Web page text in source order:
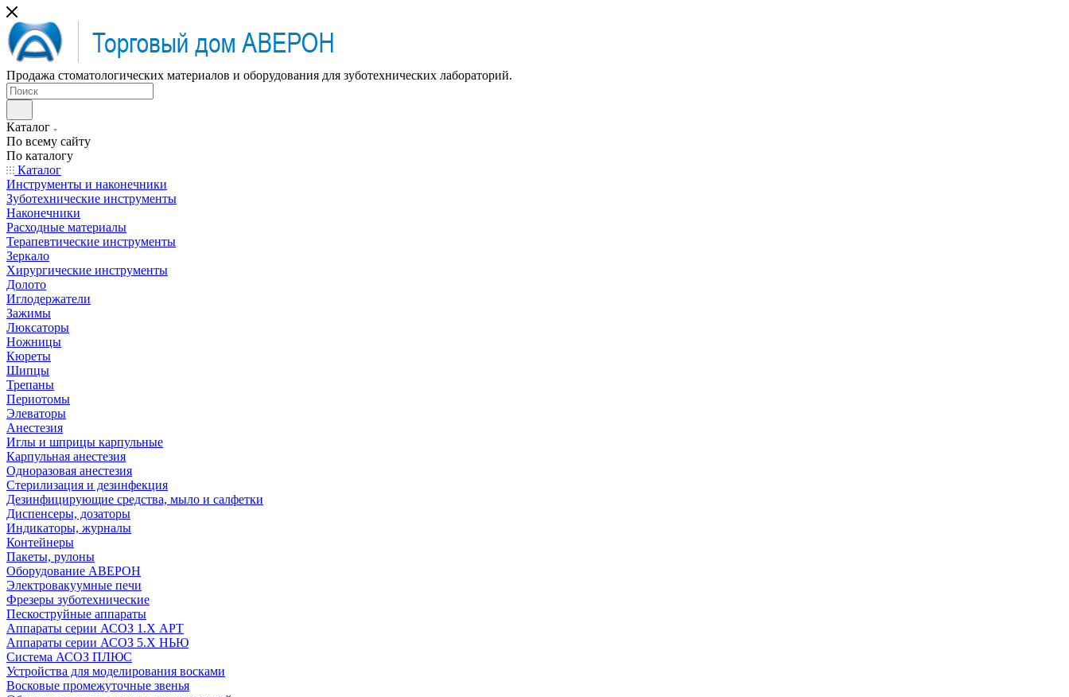
Продажа стоматологических материалов и оборудования для зуботехнических лабораторий.
Каталог
По всему сайту
По каталогу
Каталог
Инструменты и наконечники
Зуботехнические инструменты
Наконечники
Расходные материалы
Терапевтические инструменты
Зеркало
Хирургические инструменты
Долото
Иглодержатели
Зажимы
Люксаторы
Ножницы
Кюреты
Шипцы
Трепаны
Периотомы
Элеваторы
Анестезия
Иглы и шприцы карпульные
Карпульная анестезия
Одноразовая анестезия
Стерилизация и дезинфекция
Дезинфицирующие средства, мыло и салфетки
Диспенсеры, дозаторы
Индикаторы, журналы
Контейнеры
Пакеты, рулоны
Оборудование АВЕРОН
Электровакуумные печи
Фрезеры зуботехнические
Пескоструйные аппараты
Аппараты серии АСОЗ 1.Х АРТ
Аппараты серии АСОЗ 5.Х НЬЮ
Система АСОЗ ПЛЮС
Устройства для моделирования восками
Восковые промежуточные звенья